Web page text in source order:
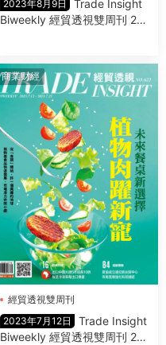
2023年8月9日
Trade Insight
Biweekly 經貿透視雙周刊 202
商業财經
經貿透視雙周刊
2023年7月12日
Trade Insight
Biweekly 經貿透視雙周刊 202